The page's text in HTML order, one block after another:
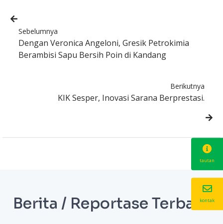
Sebelumnya
Dengan Veronica Angeloni, Gresik Petrokimia
Berambisi Sapu Bersih Poin di Kandang
Berikutnya
KIK Sesper, Inovasi Sarana Berprestasi.
Berita / Reportase Terbaru
tautan
kontak